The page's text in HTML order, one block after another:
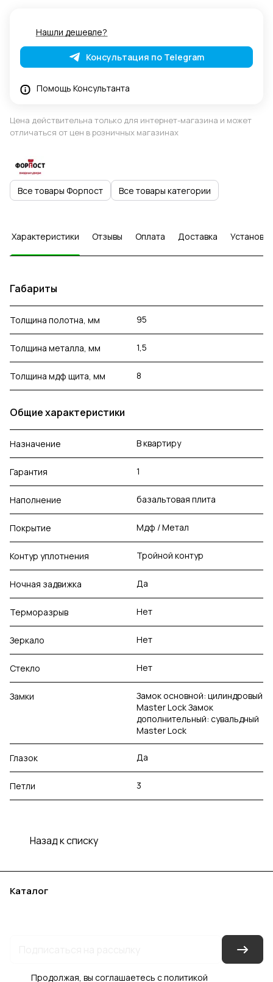
Нашли дешевле?
Консультация по Telegram
Помощь Консультанта
Цена действительна только для интернет-магазина и может
отличаться от цен в розничных магазинах
Все товары Форпост Все товары категории
Характеристики Отзывы Оплата Доставка Установка
Габариты
Толщина полотна, мм 95
Толщина металла, мм 1,5
Толщина мдф щита, мм 8
Общие характеристики
Назначение В квартиру
Гарантия 1
Наполнение базальтовая плита
Покрытие Мдф / Метал
Контур уплотнения Тройной контур
Ночная задвижка Да
Терморазрыв Нет
Зеркало Нет
Стекло Нет
Замки
Замок основной: цилиндровый
Master Lock Замок
дополнительный: сувальдный
Master Lock
Глазок Да
Петли 3
Назад к списку
Каталог
Продолжая, вы соглашаетесь сполитикой